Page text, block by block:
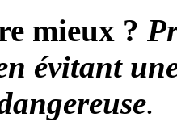
mieux ?
évitant
.